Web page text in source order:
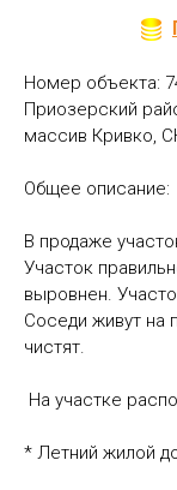
Номер объекта:
Приозерский
массив Кривко,
Общее описание:
В продаже
Участок
выровнен.
Соседи живут на
чистят.
На участке
* Летний жилой